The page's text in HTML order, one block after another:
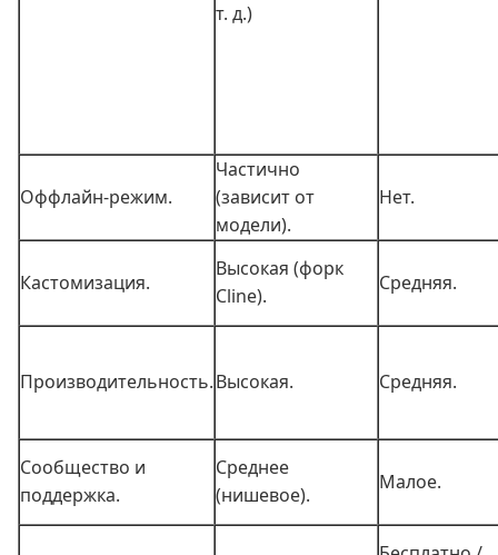
т. д.)
Оффлайн‑режим.
Частично
(зависит от
модели).
Нет.
Кастомизация.
Высокая (форк
Cline).
Средняя.
Производительность.Высокая. Средняя.
Сообщество и
поддержка.
Среднее
(нишевое).
Малое.